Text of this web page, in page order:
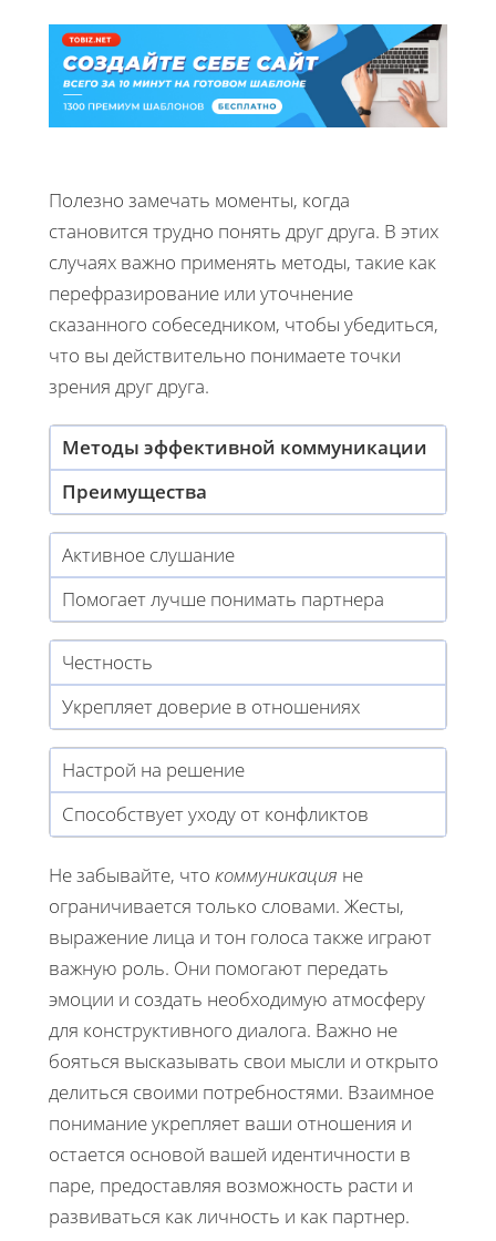
Полезно замечать моменты, когда
становится трудно понять друг друга. В этих
случаях важно применять методы, такие как
перефразирование или уточнение
сказанного собеседником, чтобы убедиться,
что вы действительно понимаете точки
зрения друг друга.
Методы эффективной коммуникации
Преимущества
Активное слушание
Помогает лучше понимать партнера
Честность
Укрепляет доверие в отношениях
Настрой на решение
Способствует уходу от конфликтов
Не забывайте, что коммуникация не
ограничивается только словами. Жесты,
выражение лица и тон голоса также играют
важную роль. Они помогают передать
эмоции и создать необходимую атмосферу
для конструктивного диалога. Важно не
бояться высказывать свои мысли и открыто
делиться своими потребностями. Взаимное
понимание укрепляет ваши отношения и
остается основой вашей идентичности в
паре, предоставляя возможность расти и
развиваться как личность и как партнер.